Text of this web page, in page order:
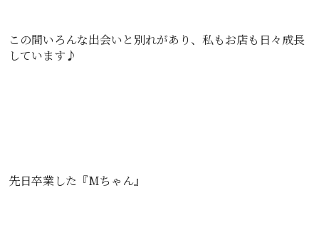
この間いろんな出会いと別れがあり、私もお店も日々成長
しています♪
先日卒業した『Mちゃん』